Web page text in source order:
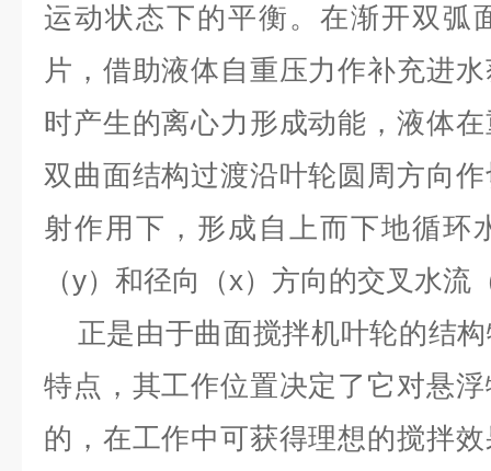
运动状态下的平衡。在渐开双弧
片，借助液体自重压力作补充进
时产生的离心力形成动能，液体
双曲面结构过渡沿叶轮圆周方向
射作用下，形成自上而下地循环
（y）和径向（x）方向的交叉水流
正是由于曲面搅拌机叶轮的结
特点，其工作位置决定了它对悬
的，在工作中可获得理想的搅拌